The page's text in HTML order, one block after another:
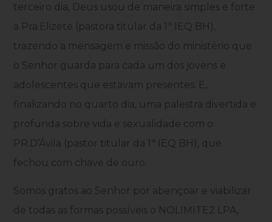
terceiro dia, Deus usou de maneira simples e forte
a Pra.Elizete (pastora titular da 1ª IEQ BH),
trazendo a mensagem e missão do ministério que
o Senhor guarda para cada um dos jovens e
adolescentes que estavam presentes. E,
finalizando no quarto dia, uma palestra divertida e
profunda sobre vida e sexualidade com o
PR.D’Ávila (pastor titular da 1ª IEQ BH), que
fechou com chave de ouro.
Somos gratos ao Senhor por abençoar e viabilizar
de todas as formas possíveis o NOLIMITE2 LPA,